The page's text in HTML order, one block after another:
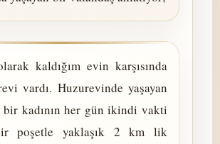
kaldığım evin karşısında
vardı. Huzurevinde yaşayan
bir kadının her gün ikindi vakti
poşetle yaklaşık 2 km lik